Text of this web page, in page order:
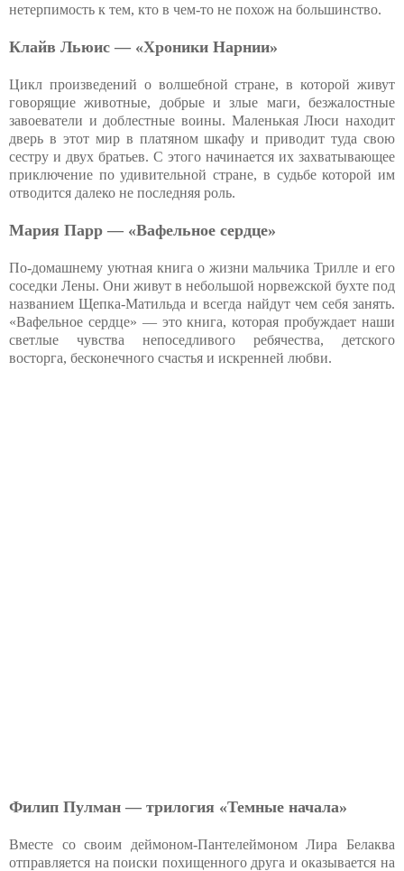
нетерпимость к тем, кто в чем-то не похож на большинство.
Клайв Льюис — «Хроники Нарнии»
Цикл произведений о волшебной стране, в которой живут
говорящие животные, добрые и злые маги, безжалостные
завоеватели и доблестные воины. Маленькая Люси находит
дверь в этот мир в платяном шкафу и приводит туда свою
сестру и двух братьев. С этого начинается их захватывающее
приключение по удивительной стране, в судьбе которой им
отводится далеко не последняя роль.
Мария Парр — «Вафельное сердце»
По-домашнему уютная книга о жизни мальчика Трилле и его
соседки Лены. Они живут в небольшой норвежской бухте под
названием Щепка-Матильда и всегда найдут чем себя занять.
«Вафельное сердце» — это книга, которая пробуждает наши
светлые чувства непоседливого ребячества, детского
восторга, бесконечного счастья и искренней любви.
Филип Пулман — трилогия «Темные начала»
Вместе со своим деймоном-Пантелеймоном Лира Белаква
отправляется на поиски похищенного друга и оказывается на